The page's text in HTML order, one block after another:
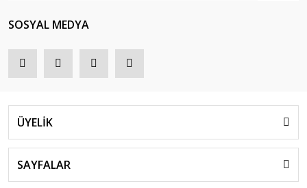
SOSYAL MEDYA
ÜYELİK
SAYFALAR